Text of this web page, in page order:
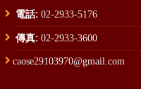
電話: 02-2933-5176
傳真: 02-2933-3600
caose29103970@gmail.com